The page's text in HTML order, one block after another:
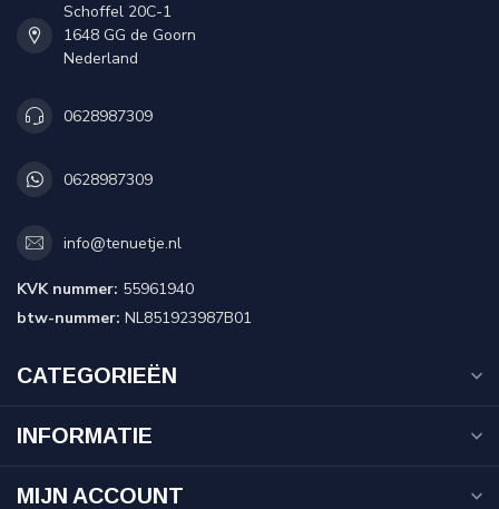
Schoffel 20C-1
1648 GG de Goorn
Nederland
0628987309
0628987309
info@tenuetje.nl
KVK nummer: 55961940
btw-nummer: NL851923987B01
CATEGORIEËN
INFORMATIE
MIJN ACCOUNT